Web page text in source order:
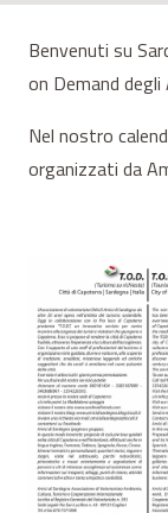
Benvenuti su
on Demand degli
Nel nostro
organizzati da